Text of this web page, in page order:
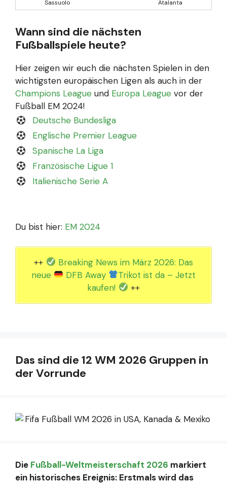
Sassuolo Atalanta
Wann sind die nächsten
Fußballspiele heute?
Hier zeigen wir euch die nächsten Spielen in den
wichtigsten europäischen Ligen als auch in der
Champions League und Europa League vor der
Fußball EM 2024!
Deutsche Bundesliga
Englische Premier League
Spanische La Liga
Französische Ligue 1
Italienische Serie A
Du bist hier: EM 2024
++
Breaking News im März 2026: Das
neue
DFB Away
Trikot ist da – Jetzt
kaufen!
++
Das sind die 12 WM 2026 Gruppen in
der Vorrunde
Die Fußball-Weltmeisterschaft 2026 markiert
ein historisches Ereignis: Erstmals wird das